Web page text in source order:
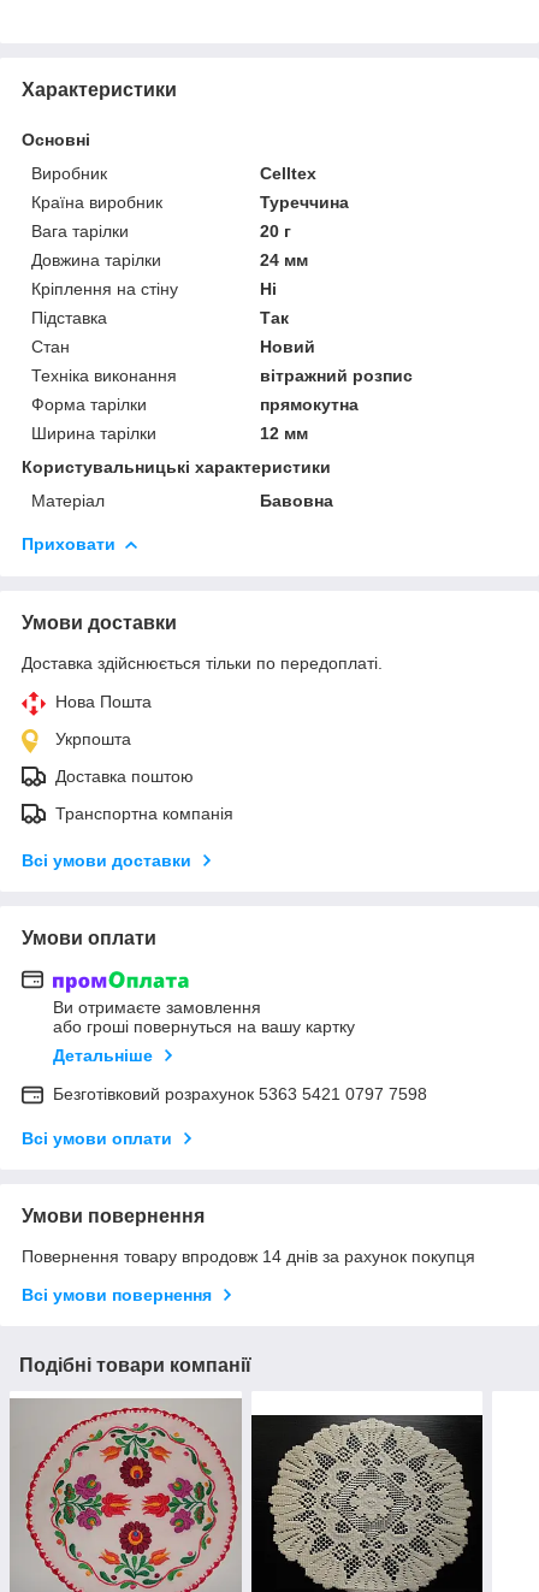
Характеристики
Основні
Виробник
Celltex
Країна виробник
Туреччина
Вага тарілки
20 г
Довжина тарілки
24 мм
Кріплення на стіну
Ні
Підставка
Так
Стан
Новий
Техніка виконання
вітражний розпис
Форма тарілки
прямокутна
Ширина тарілки
12 мм
Користувальницькі характеристики
Матеріал
Бавовна
Приховати
Умови доставки
Доставка здійснюється тільки по передоплаті.
Нова Пошта
Укрпошта
Доставка поштою
Транспортна компанія
Всі умови доставки
Умови оплати
Ви отримаєте замовлення
або гроші повернуться на вашу картку
Детальніше
Безготівковий розрахунок 5363 5421 0797 7598
Всі умови оплати
Умови повернення
Повернення товару впродовж 14 днів за рахунок покупця
Всі умови повернення
Подібні товари компанії